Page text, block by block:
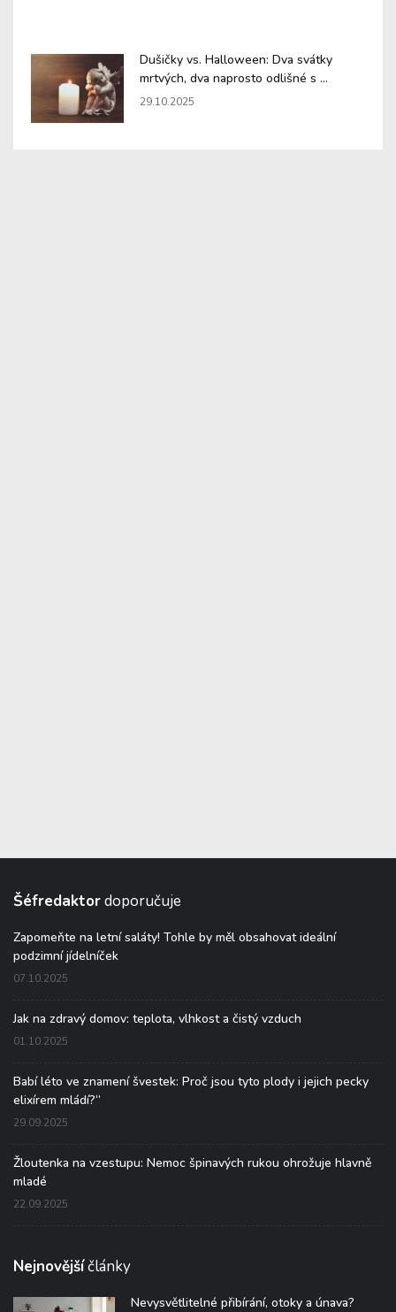
Dušičky vs. Halloween: Dva svátky
mrtvých, dva naprosto odlišné s ...
29.10.2025
Šéfredaktordoporučuje
Zapomeňte na letní saláty! Tohle by měl obsahovat ideální
podzimní jídelníček
07.10.2025
Jak na zdravý domov: teplota, vlhkost a čistý vzduch
01.10.2025
Babí léto ve znamení švestek: Proč jsou tyto plody i jejich pecky
elixírem mládí?“
29.09.2025
Žloutenka na vzestupu: Nemoc špinavých rukou ohrožuje hlavně
mladé
22.09.2025
Nejnovějšíčlánky
Nevysvětlitelné přibírání, otoky a únava?